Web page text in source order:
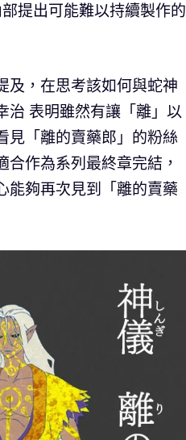
提出可能難以持續製作的
及，在思考該如何與蛇神
治 表明雖然有讓「離」以
見「離的賣藥郎」的粉絲
作為系列最終章完結，
能夠再次見到「離的賣藥